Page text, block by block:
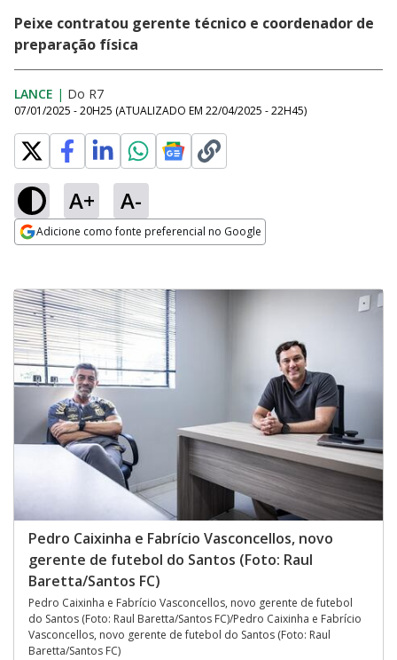
Peixe contratou gerente técnico e coordenador de
preparação física
LANCE | Do R7
07/01/2025 - 20H25 (ATUALIZADO EM 22/04/2025 - 22H45)
A+ A-
Adicione como fonte preferencial no Google
Pedro Caixinha e Fabrício Vasconcellos, novo
gerente de futebol do Santos (Foto: Raul
Baretta/Santos FC)
Pedro Caixinha e Fabrício Vasconcellos, novo gerente de futebol
do Santos (Foto: Raul Baretta/Santos FC)/Pedro Caixinha e Fabrício
Vasconcellos, novo gerente de futebol do Santos (Foto: Raul
Baretta/Santos FC)